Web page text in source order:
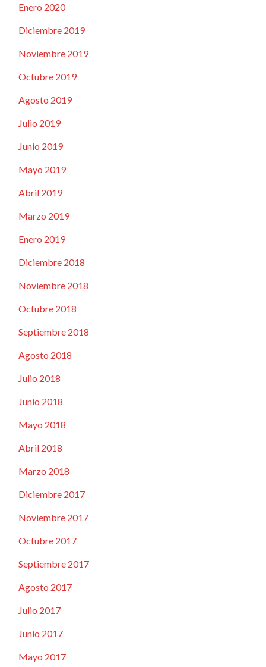
Enero 2020
Diciembre 2019
Noviembre 2019
Octubre 2019
Agosto 2019
Julio 2019
Junio 2019
Mayo 2019
Abril 2019
Marzo 2019
Enero 2019
Diciembre 2018
Noviembre 2018
Octubre 2018
Septiembre 2018
Agosto 2018
Julio 2018
Junio 2018
Mayo 2018
Abril 2018
Marzo 2018
Diciembre 2017
Noviembre 2017
Octubre 2017
Septiembre 2017
Agosto 2017
Julio 2017
Junio 2017
Mayo 2017